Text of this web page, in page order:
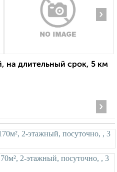
›
на длительный срок, 5 км
›